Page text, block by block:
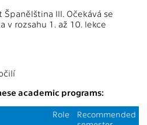
III. Očekává se
v rozsahu 1. až 10. lekce
academic programs:
Role
Recommended